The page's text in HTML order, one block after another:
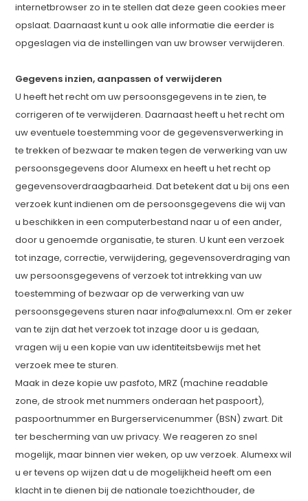
internetbrowser zo in te stellen dat deze geen cookies meer
opslaat. Daarnaast kunt u ook alle informatie die eerder is
opgeslagen via de instellingen van uw browser verwijderen.
Gegevens inzien, aanpassen of verwijderen
U heeft het recht om uw persoonsgegevens in te zien, te
corrigeren of te verwijderen. Daarnaast heeft u het recht om
uw eventuele toestemming voor de gegevensverwerking in
te trekken of bezwaar te maken tegen de verwerking van uw
persoonsgegevens door Alumexx en heeft u het recht op
gegevensoverdraagbaarheid. Dat betekent dat u bij ons een
verzoek kunt indienen om de persoonsgegevens die wij van
u beschikken in een computerbestand naar u of een ander,
door u genoemde organisatie, te sturen. U kunt een verzoek
tot inzage, correctie, verwijdering, gegevensoverdraging van
uw persoonsgegevens of verzoek tot intrekking van uw
toestemming of bezwaar op de verwerking van uw
persoonsgegevens sturen naarinfo@alumexx.nl. Om er zeker
van te zijn dat het verzoek tot inzage door u is gedaan,
vragen wij u een kopie van uw identiteitsbewijs met het
verzoek mee te sturen.
Maak in deze kopie uw pasfoto, MRZ (machine readable
zone, de strook met nummers onderaan het paspoort),
paspoortnummer en Burgerservicenummer (BSN) zwart. Dit
ter bescherming van uw privacy. We reageren zo snel
mogelijk, maar binnen vier weken, op uw verzoek. Alumexx wil
u er tevens op wijzen dat u de mogelijkheid heeft om een
klacht in te dienen bij de nationale toezichthouder, de